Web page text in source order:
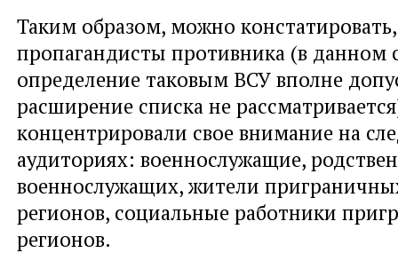
Таким образом, можно
пропагандисты противника (в данном
определение таковым ВСУ вполне
расширение списка не
концентрировали свое внимание на
аудиториях: военнослужащие,
военнослужащих, жители
регионов, социальные работники
регионов.